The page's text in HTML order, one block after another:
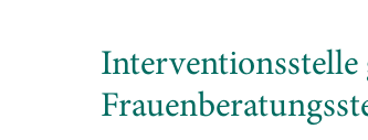
Interventionsstelle